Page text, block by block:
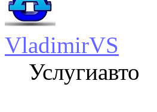
VladimirVS
Услугиавто